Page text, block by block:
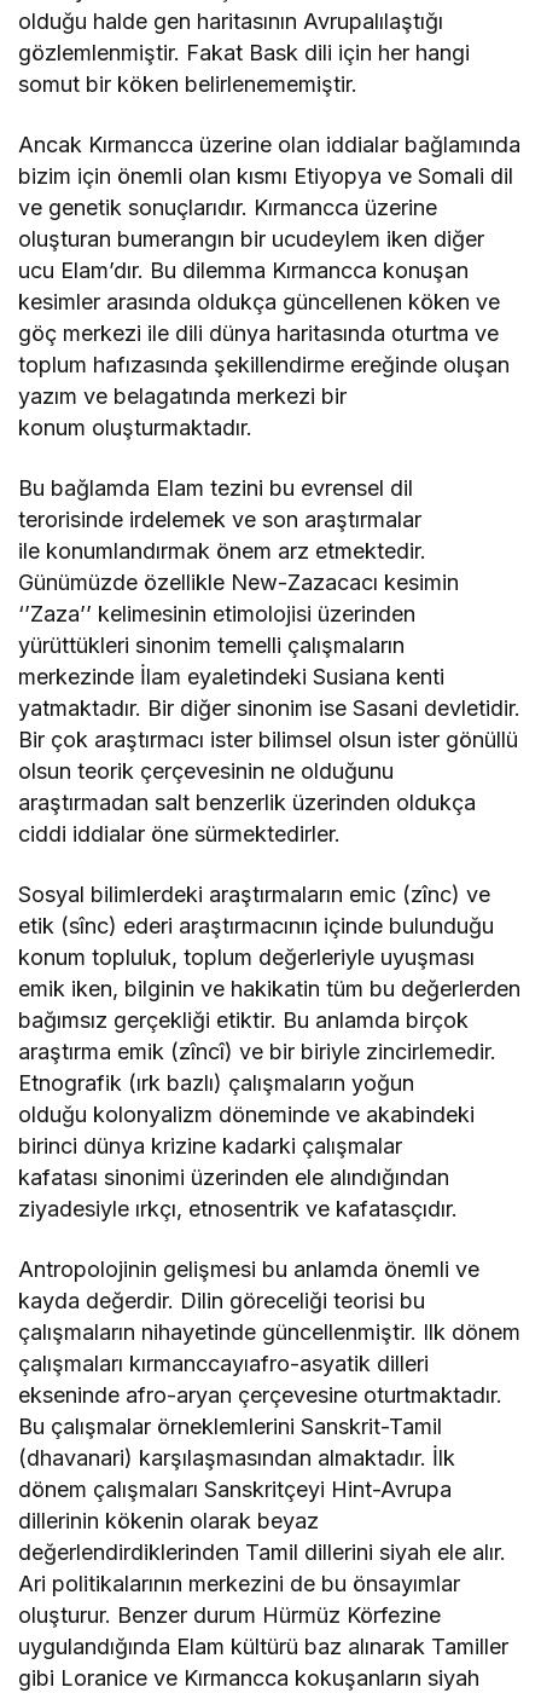
olduğu halde gen haritasının Avrupalılaştığı
gözlemlenmiştir. Fakat Bask dili için her hangi
somut bir köken belirlenememiştir.
Ancak Kırmancca üzerine olan iddialar bağlamında
bizim için önemli olan kısmı Etiyopya ve Somali dil
ve genetik sonuçlarıdır. Kırmancca üzerine
oluşturan bumerangın bir ucudeylem iken diğer
ucu Elam’dır. Bu dilemma Kırmancca konuşan
kesimler arasında oldukça güncellenen köken ve
göç merkezi ile dili dünya haritasında oturtma ve
toplum hafızasında şekillendirme ereğinde oluşan
yazım ve belagatında merkezi bir
konum oluşturmaktadır.
Bu bağlamda Elam tezini bu evrensel dil
terorisinde irdelemek ve son araştırmalar
ile konumlandırmak önem arz etmektedir.
Günümüzde özellikle New-Zazacacı kesimin
‘’Zaza’’ kelimesinin etimolojisi üzerinden
yürüttükleri sinonim temelli çalışmaların
merkezinde İlam eyaletindeki Susiana kenti
yatmaktadır. Bir diğer sinonim ise Sasani devletidir.
Bir çok araştırmacı ister bilimsel olsun ister gönüllü
olsun teorik çerçevesinin ne olduğunu
araştırmadan salt benzerlik üzerinden oldukça
ciddi iddialar öne sürmektedirler.
Sosyal bilimlerdeki araştırmaların emic (zînc) ve
etik (sînc) ederi araştırmacının içinde bulunduğu
konum topluluk, toplum değerleriyle uyuşması
emik iken, bilginin ve hakikatin tüm bu değerlerden
bağımsız gerçekliği etiktir. Bu anlamda birçok
araştırma emik (zîncî) ve bir biriyle zincirlemedir.
Etnografik (ırk bazlı) çalışmaların yoğun
olduğu kolonyalizm döneminde ve akabindeki
birinci dünya krizine kadarki çalışmalar
kafatası sinonimi üzerinden ele alındığından
ziyadesiyle ırkçı, etnosentrik ve kafatasçıdır.
Antropolojinin gelişmesi bu anlamda önemli ve
kayda değerdir. Dilin göreceliği teorisi bu
çalışmaların nihayetinde güncellenmiştir. Ilk dönem
çalışmaları kırmanccayıafro-asyatik dilleri
ekseninde afro-aryan çerçevesine oturtmaktadır.
Bu çalışmalar örneklemlerini Sanskrit-Tamil
(dhavanari) karşılaşmasından almaktadır. İlk
dönem çalışmaları Sanskritçeyi Hint-Avrupa
dillerinin kökenin olarak beyaz
değerlendirdiklerinden Tamil dillerini siyah ele alır.
Ari politikalarının merkezini de bu önsayımlar
oluşturur. Benzer durum Hürmüz Körfezine
uygulandığında Elam kültürü baz alınarak Tamiller
gibi Loranice ve Kırmancca kokuşanların siyah